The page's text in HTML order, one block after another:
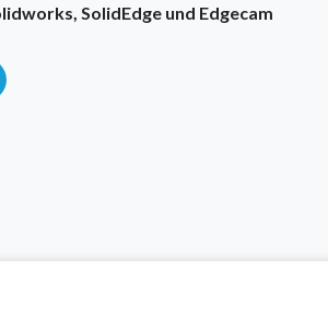
SolidEdge und Edgecam